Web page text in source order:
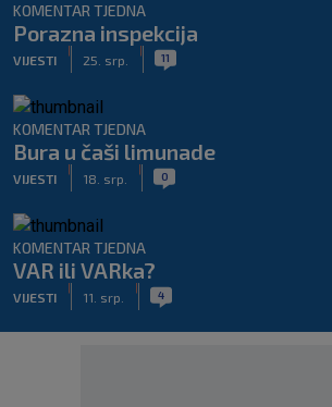
KOMENTAR TJEDNA
Porazna inspekcija
VIJESTI 25. srp. 11
KOMENTAR TJEDNA
Bura u čaši limunade
VIJESTI 18. srp. 0
KOMENTAR TJEDNA
VAR ili VARka?
VIJESTI 11. srp. 4